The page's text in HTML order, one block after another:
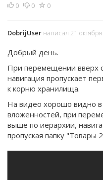
0 0 0
DobrijUser написал 21
Добрый день.
При перемещении вверх
навигация пропускает
к корню хранилища.
На видео хорошо видно
вложенностей, при
выше по иерархии,
пропуская папку "Товары